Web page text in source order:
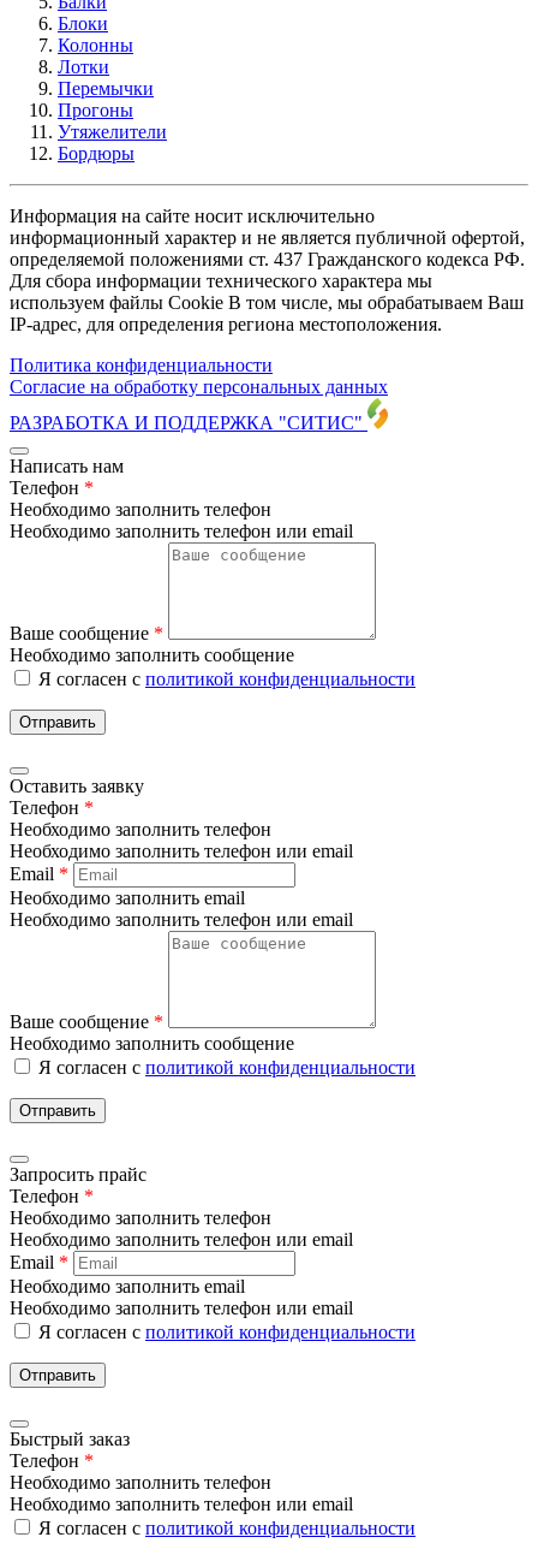
Блоки
Колонны
Лотки
Перемычки
Прогоны
Утяжелители
Бордюры
Информация на сайте носит исключительно
информационный характер и не является публичной офертой,
определяемой положениями ст. 437 Гражданского кодекса РФ.
Для сбора информации технического характера мы
используем файлы Cookie В том числе, мы обрабатываем Ваш
IP-адрес, для определения региона местоположения.
Политика конфиденциальности
Согласие на обработку персональных данных
РАЗРАБОТКА И ПОДДЕРЖКА "СИТИС"
Написать нам
Телефон *
Необходимо заполнить телефон
Необходимо заполнить телефон или email
Ваше сообщение *
Необходимо заполнить сообщение
Я согласен с политикой конфиденциальности
Отправить
Оставить заявку
Телефон *
Необходимо заполнить телефон
Необходимо заполнить телефон или email
Email *
Необходимо заполнить email
Необходимо заполнить телефон или email
Ваше сообщение *
Необходимо заполнить сообщение
Я согласен с политикой конфиденциальности
Отправить
Запросить прайс
Телефон *
Необходимо заполнить телефон
Необходимо заполнить телефон или email
Email *
Необходимо заполнить email
Необходимо заполнить телефон или email
Я согласен с политикой конфиденциальности
Отправить
Быстрый заказ
Телефон *
Необходимо заполнить телефон
Необходимо заполнить телефон или email
Я согласен с политикой конфиденциальности